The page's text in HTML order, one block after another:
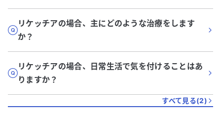
リケッチアの場合、主にどのような治療をします
か？
リケッチアの場合、日常生活で気を付けることはあ
りますか？
すべて見る(2)